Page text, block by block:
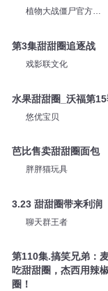
植物大战僵尸官方频
第3集甜甜圈追逐战
戏影联文化
水果甜甜圈_沃福第
悠优宝贝
芭比售卖甜甜圈面包
胖胖猫玩具
3.23 甜甜圈带来利润
聊天群王者
第110集.搞笑兄弟：
吃甜甜圈，杰西用辣
圈！